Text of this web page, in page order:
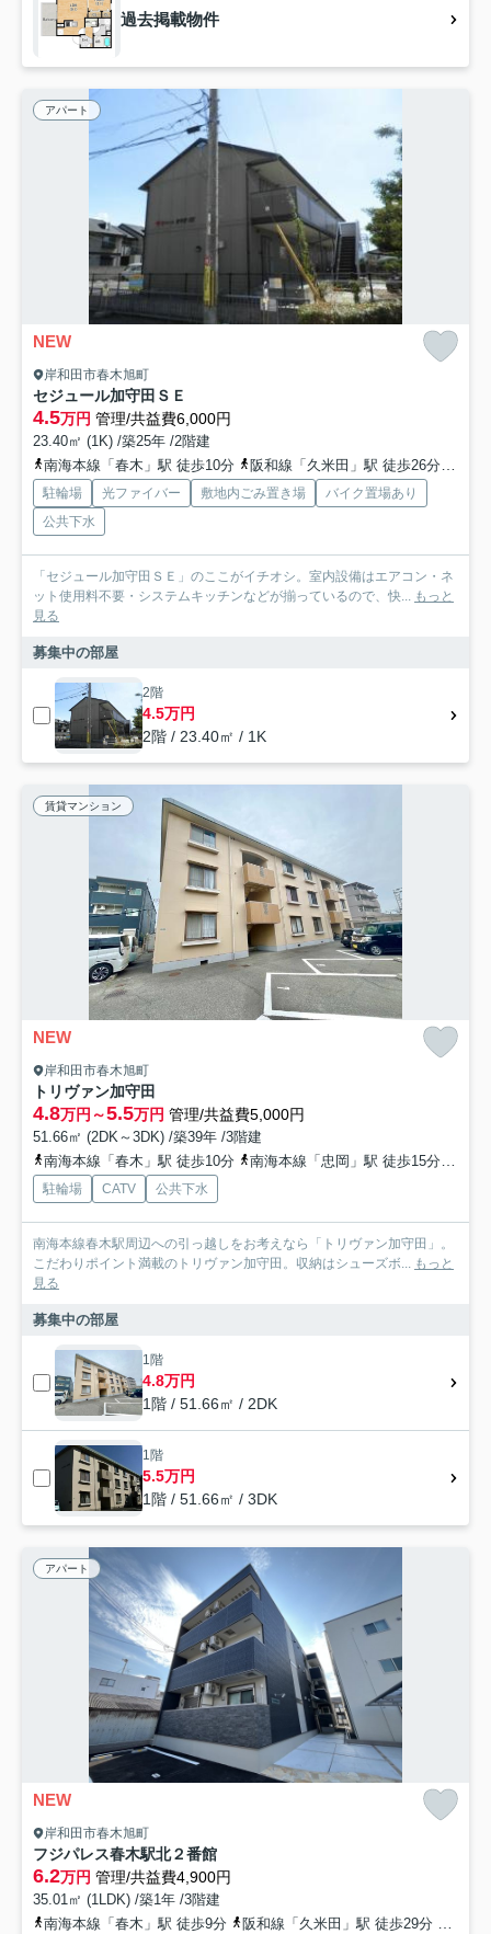
過去掲載物件
アパート
NEW
岸和田市春木旭町
セジュール加守田ＳＥ
4.5万円 管理/共益費6,000円
23.40㎡ (1K) /築25年 /2階建
南海本線「春木」駅 徒歩10分
阪和線「久米田」駅 徒歩26分
駐輪場 光ファイバー 敷地内ごみ置き場
バイク置場あり
公共下水
「セジュール加守田ＳＥ」のここがイチオシ。室内設備はエアコン・ネ
ット使用料不要・システムキッチンなどが揃っているので、快... もっと
見る
募集中の部屋
2階
4.5万円
2階 / 23.40㎡ / 1K
賃貸マンション
NEW
岸和田市春木旭町
トリヴァン加守田
4.8万円～5.5万円 管理/共益費5,000円
51.66㎡ (2DK～3DK) /築39年 /3階建
南海本線「春木」駅 徒歩10分
南海本線「忠岡」駅 徒歩15分
駐輪場 CATV 公共下水
南海本線春木駅周辺への引っ越しをお考えなら「トリヴァン加守田」。
こだわりポイント満載のトリヴァン加守田。収納はシューズボ... もっと
見る
募集中の部屋
1階
4.8万円
1階 / 51.66㎡ / 2DK
1階
5.5万円
1階 / 51.66㎡ / 3DK
アパート
NEW
岸和田市春木旭町
フジパレス春木駅北２番館
6.2万円 管理/共益費4,900円
35.01㎡ (1LDK) /築1年 /3階建
南海本線「春木」駅 徒歩9分
阪和線「久米田」駅 徒歩29分 南海